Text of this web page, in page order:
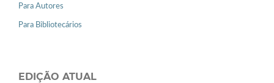
Para Autores
Para Bibliotecários
EDIÇÃO ATUAL